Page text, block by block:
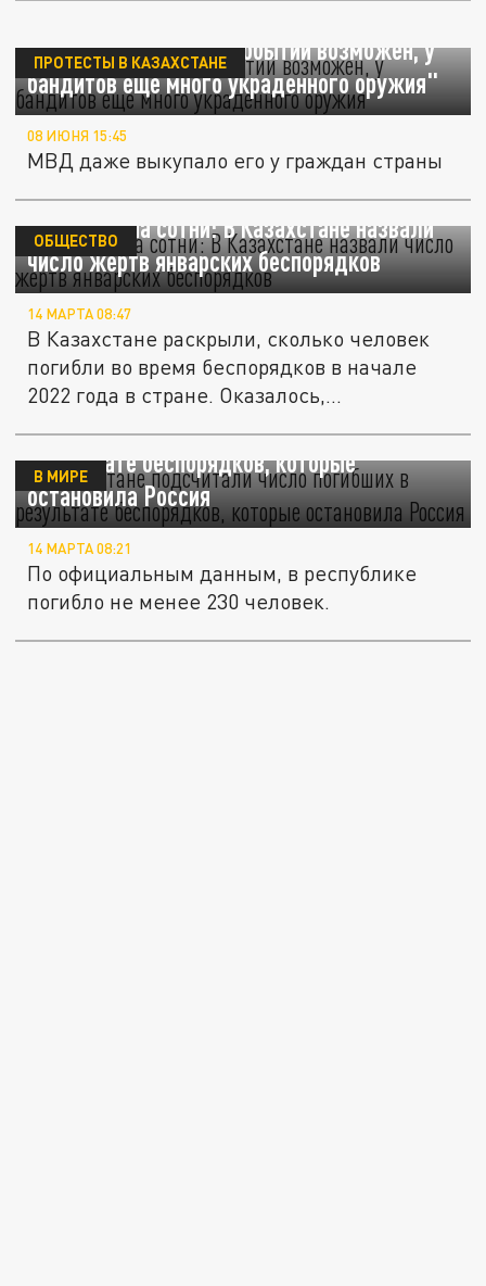
"Рецидив январских событий возможен, у
бандитов еще много украденного оружия"
ПРОТЕСТЫ В КАЗАХСТАНЕ
08 ИЮНЯ 15:45
МВД даже выкупало его у граждан страны
Счёт идет на сотни: В Казахстане назвали
число жертв январских беспорядков
ОБЩЕСТВО
14 МАРТА 08:47
В Казахстане раскрыли, сколько человек
погибли во время беспорядков в начале
2022 года в стране. Оказалось,...
В Казахстане подсчитали число погибших в
результате беспорядков, которые
остановила Россия
В МИРЕ
14 МАРТА 08:21
По официальным данным, в республике
погибло не менее 230 человек.